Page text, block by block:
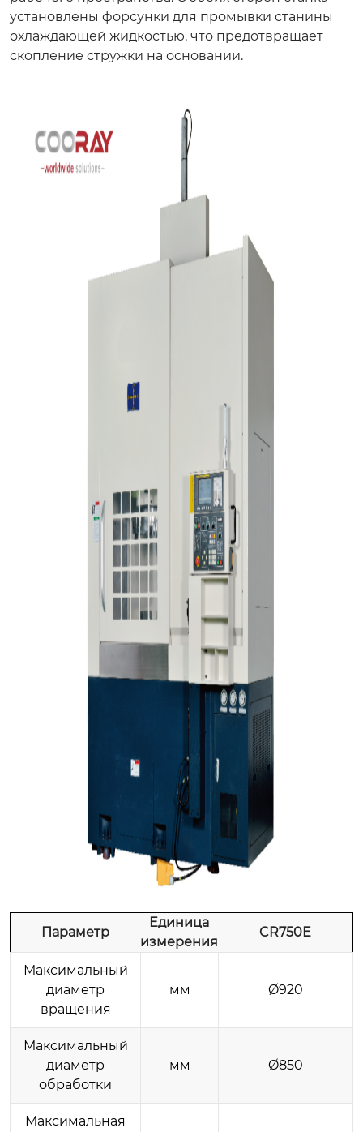
установлены форсунки для промывки станины
охлаждающей жидкостью, что предотвращает
скопление стружки на основании.
Параметр
Единица
измерения
CR750E
Максимальный
диаметр
вращения
мм Ø920
Максимальный
диаметр
обработки
мм Ø850
Максимальная